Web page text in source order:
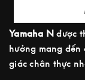
Yamaha N được
hưởng mang đến
giác chân thực